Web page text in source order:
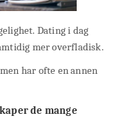
Dating i dag
mer overfladisk.
har ofte en annen
de mange